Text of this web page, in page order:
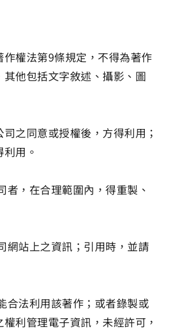
權法第9條規定，不得為著作
他包括文字敘述、攝影、圖
之同意或授權後，方得利用；
用。
，在合理範圍內，得重製、
網站上之資訊；引用時，並請
合法利用該著作；或者錄製或
利管理電子資訊，未經許可，